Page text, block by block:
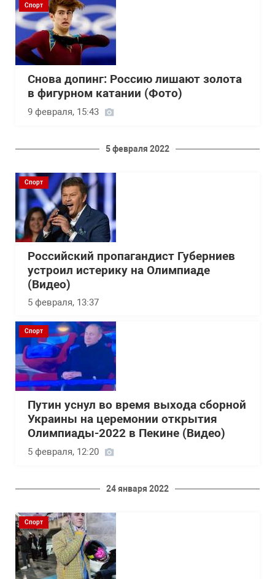
Спорт
Снова допинг: Россию лишают золота
в фигурном катании (Фото)
9 февраля, 15:43
5 февраля 2022
Спорт
Российский пропагандист Губерниев
устроил истерику на Олимпиаде
(Видео)
5 февраля, 13:37
Спорт
Путин уснул во время выхода сборной
Украины на церемонии открытия
Олимпиады-2022 в Пекине (Видео)
5 февраля, 12:20
24 января 2022
Спорт